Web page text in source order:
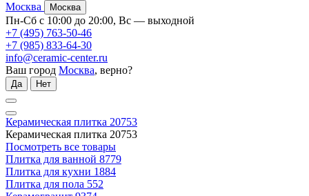
Москва
Москва
Пн-Сб с 10:00 до 20:00, Вс — выходной
+7 (495) 763-50-46
+7 (985) 833-64-30
info@ceramic-center.ru
Ваш город Москва, верно?
Да Нет
Керамическая плитка 20753
Керамическая плитка 20753
Посмотреть все товары
Плитка для ванной 8779
Плитка для кухни 1884
Плитка для пола 552